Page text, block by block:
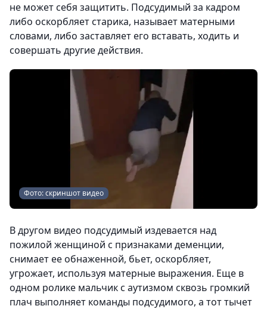
не может себя защитить. Подсудимый за кадром
либо оскорбляет старика, называет матерными
словами, либо заставляет его вставать, ходить и
совершать другие действия.
Фото: скриншот видео
В другом видео подсудимый издевается над
пожилой женщиной с признаками деменции,
снимает ее обнаженной, бьет, оскорбляет,
угрожает, используя матерные выражения. Еще в
одном ролике мальчик с аутизмом сквозь громкий
плач выполняет команды подсудимого, а тот тычет